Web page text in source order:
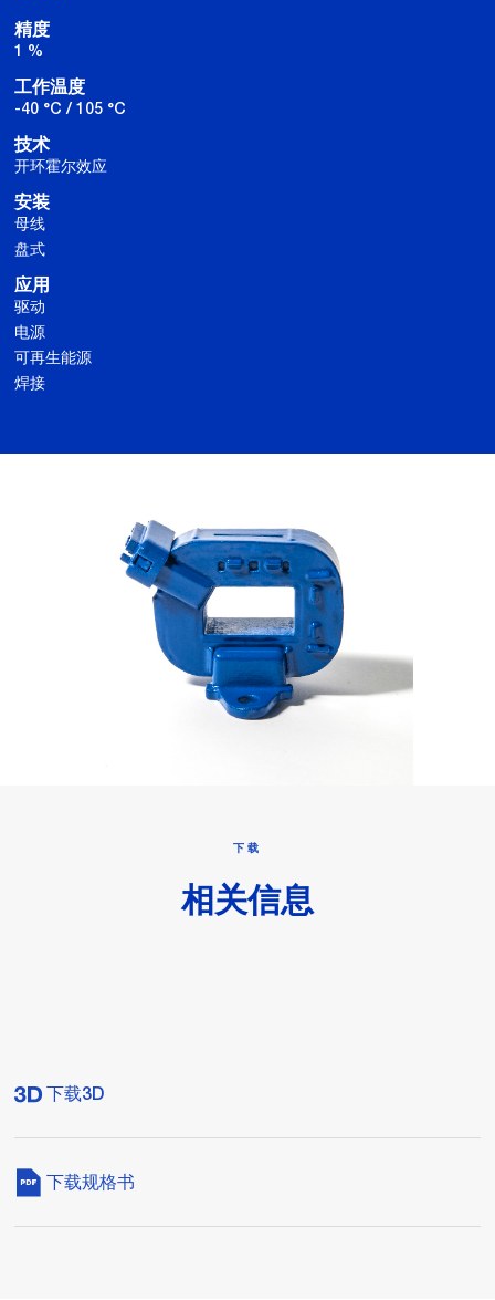
精度
1 %
工作温度
-40 °C / 105 °C
技术
开环霍尔效应
安装
母线
盘式
应用
驱动
电源
可再生能源
焊接
下载
相关信息
下载3D
下载规格书